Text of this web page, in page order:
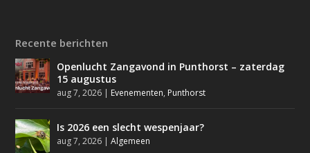
Recente berichten
Openlucht Zangavond in Punthorst – zaterdag
15 augustus
aug 7, 2026 | Evenementen, Punthorst
Is 2026 een slecht wespenjaar?
aug 7, 2026 |Algemeen